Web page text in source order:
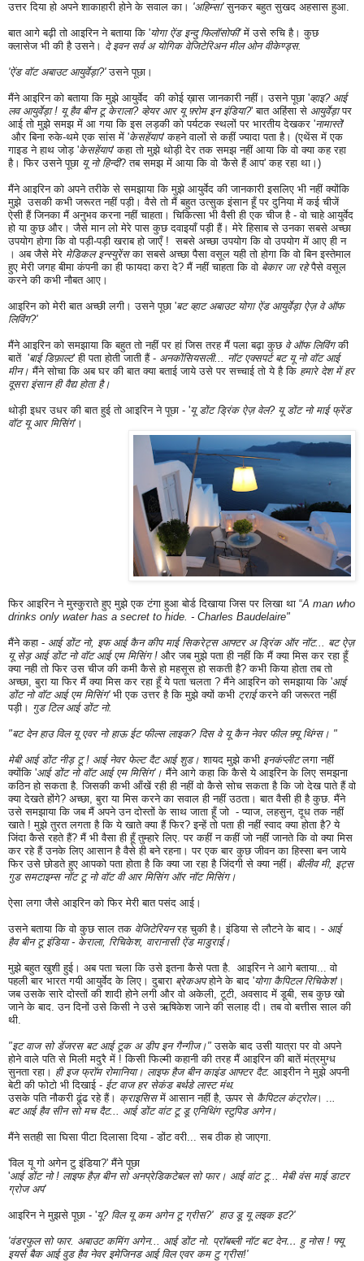
उत्तर दिया हो अपने शाकाहारी होने के सवाल का। 'अहिम्सा'सुनकर बहुत सुखद अहसास हुआ.
बात आगे बढ़ी तो आइरिन ने बताया कि 'योगा ऐंड इन्दु फिलॉसोफी'में उसे रुचि है। कुछ
क्लासेज भी की है उसने। दे इवन सर्व अ योगिक वेजिटेरिअन मील ओन वीकेण्ड्स.
'ऐंड वॉट अबाउट आयुर्वेड़ा?'उसने पूछा।
मैंने आइरिन को बताया कि मुझे आयुर्वेद की कोई ख़ास जानकारी नहीं। उसने पूछा 'व्हाइ? आई
लव आयुर्वेड़ा ! यू हैव बीन टू केराला? व्हेयर आर यू फ़्रोम इन इंडिया?' बात अहिंसा से आयुर्वेड़ापर
आई तो मुझे समझ में आ गया कि इस लड़की को पर्यटक स्थलों पर भारतीय देखकर 'नामास्ते'
और बिना रुके-थमे एक सांस में 'केसहेंयाप' कहने वालों से कहीं ज्यादा पता है। (एथेंस में एक
गाइड ने हाथ जोड़ 'केसहेंयाप' कहा तो मुझे थोड़ी देर तक समझ नहीं आया कि वो क्या कह रहा
है। फिर उसने पूछा यू नो हिन्दी? तब समझ में आया कि वो 'कैसे हैं आप' कह रहा था।)
मैंने आइरिन को अपने तरीके से समझाया कि मुझे आयुर्वेद की जानकारी इसलिए भी नहीं क्योंकि
मुझे उसकी कभी जरूरत नहीं पड़ी। वैसे तो मैं बहुत उत्सुक इंसान हूँ पर दुनिया में कई चीजें
ऐसी हैं जिनकामैं अनुभव करना नहीं चाहता। चिकित्सा भी वैसी ही एक चीज है - वो चाहे आयुर्वेद
हो या कुछ और। जैसे मान लो मेरे पास कुछ दवाइयाँ पड़ी हैं। मेरे हिसाब से उनका सबसे अच्छा
उपयोग होगा कि वो पड़ी-पड़ी खराब हो जाएँ ! सबसे अच्छा उपयोग कि वो उपयोग में आए ही न
। अब जैसे मेरे मेडिकल इन्स्युरेंसका सबसे अच्छा पैसा वसूल यही तो होगा कि वो बिन इस्तेमाल
हुए मेरी जगह बीमा कंपनी का ही फायदा करा दे? मैं नहीं चाहता कि वो बेकार जा रहेपैसे वसूल
करने की कभी नौबत आए।
आइरिन को मेरी बात अच्छी लगी। उसने पूछा 'बट व्हाट अबाउट योगा ऐंड आयुर्वेड़ा ऐज़ वे ऑफ
लिविंग?'
मैंने आइरिन को समझाया कि बहुत तो नहीं पर हां जिस तरह मैं पला बढ़ा कुछ वे ऑफ लिविंगकी
बातें 'बाई डिफ़ाल्ट' ही पता होती जाती हैं - अनकोंसियसली... नॉट एक्सपर्ट बट यू नो वॉट आई
मीन।मैंने सोचा कि अब घर की बात क्या बताई जाये उसे पर सच्चाई तो ये है कि हमारे देश में हर
दूसरा इंसान ही वैद्य होता है।
थोड़ी इधर उधर की बात हुई तो आइरिन ने पूछा - 'यू डोंट ड्रिंक ऐज़ वेल? यू डोंट नो माई फ्रेंड
वॉट यू आर मिसिंग'।
फिर आइरिन ने मुस्कुराते हुए मुझे एक टंगा हुआ बोर्ड दिखाया जिस पर लिखा था “A man who
drinks only water has a secret to hide. - Charles Baudelaire"
मैंने कहा - आई डोंट नो, इफ आई कैन कीप माई सिकरेट्स आफ्टर अ ड्रिंक ऑर नॉट... बट ऐज़
यू सेड़ आई डोंट नो वॉट आई एम मिसिंग ! और जब मुझे पता ही नहीं कि मैं क्या मिस कर रहा हूँ
क्या नही तो फिर उस चीज की कमी कैसे हो महसूस हो सकती है? कभी किया होता तब तो
अच्छा, बुरा या फिर मैं क्या मिस कर रहा हूँ ये पता चलता ? मैंने आइरिन को समझाया कि 'आई
डोंट नो वॉट आई एम मिसिंग' भी एक उत्तर है कि मुझे क्यों कभी ट्राईकरने की जरूरत नहीं
पड़ी। गुड टिल आई डोंट नो.
"बट देन हाउ विल यू एवर नो हाऊ ईट फील्स लाइक? दिस वे यू कैन नेवर फील फ़्यू थिंग्स। "
मेबी आई डोंट नीड़ टू ! आई नेवर फेल्ट दैट आई शुड।शायद मुझे कभी इनकंप्लीटलगा नहीं
क्योंकि 'आई डोंट नो वॉट आई एम मिसिंग'।मैंने आगे कहा कि कैसे ये आइरिन के लिए समझना
कठिन हो सकता है. जिसकी कभी आँखें रही ही नहीं वो कैसे सोच सकता है कि जो देख पाते हैं वो
क्या देखते होंगे? अच्छा, बुरा या मिस करने का सवाल ही नहीं उठता। बात वैसी ही है कुछ.मैंने
उसे समझाया कि जब मैं अपने उन दोस्तों के साथ जाता हूँ जो - प्याज, लहसुन, दूध तक नहीं
खाते ! मुझे तुरत लगता है कि ये खाते क्या हैं फिर? इन्हें तो पता ही नहीं स्वाद क्या होता है? ये
जिंदा कैसे रहते हैं? मैं भी वैसा ही हूँ तुम्हारे लिए.पर कहीं न कहीं जो नहीं जानते कि वो क्या मिस
कर रहे हैं उनके लिए आसान है वैसे ही बने रहना। पर एक बार कुछ जीवन का हिस्सा बन जाये
फिर उसे छोडते हुए आपको पता होता है कि क्या जा रहा है जिंदगी से क्या नहीं। बीलीव मी, इट्स
गुड समटाइम्स नॉट टू नो वॉट वी आर मिसिंग ऑर नॉट मिसिंग।
ऐसा लगा जैसे आइरिन को फिर मेरी बात पसंद आई।
उसने बताया कि वो कुछ साल तक वेजिटेरियनरह चुकी है। इंडिया से लौटने के बाद। - आई
हैव बीन टू इंडिया - केराला, रिचिकेश, वारानासी ऐंड माडुराई।
मुझे बहुत खुशी हुई। अब पता चला कि उसे इतना कैसे पता है. आइरिन ने आगे बताया... वो
पहली बार भारत गयी आयुर्वेद के लिए। दुबारा ब्रेकअपहोने के बाद 'योगा कैपिटल रिचिकेश'।
जब उसके सारे दोस्तों की शादी होने लगी और वो अकेली, टूटी, अवसाद में डूबी, सब कुछ खो
जाने के बाद. उन दिनों उसे किसी ने उसे ऋषिकेश जाने की सलाह दी। तब वो बत्तीस साल की
थी.
"इट वाज सो डेंजरस बट आई टूक अ डीप इन गैन्गीज।"उसके बाद उसी यात्रा पर वो अपने
होने वाले पति से मिली मदुरै में ! किसी फिल्मी कहानी की तरह मैं आइरिन की बातें मंत्रमुग्ध
सुनता रहा। ही इज फ्रॉम रोमानिया। लाइफ हैज बीन काइंड आफ्टर दैट. आइरीन ने मुझे अपनी
बेटी की फोटो भी दिखाई - ईट वाज हर सेकंड बर्थडे लास्ट मंथ.
उसके पति नौकरी ढूंढ रहे हैं। क्राइसिसमें आसान नहीं है, ऊपर से कैपिटल कंट्रोल। ..
बट आई हैव सीन सो मच दैट... आई डोंट वांट टू डू एनिथिंग स्टुपिड अगेन।
मैंने सतही सा घिसा पीटा दिलासा दिया - डोंट वरी... सब ठीक हो जाएगा.
'विल यू गो अगेन टु इंडिया?' मैंने पूछा
'आई डोंट नो ! लाइफ हैज़ बीन सो अनप्रेडिकटेबल सो फार। आई वांट टू... मेबी वंस माई डाटर
ग्रोज अप'
आइरिन ने मुझसे पूछा - 'यू? विल यू कम अगेन टू ग्रीस?' हाउ डू यू लइक इट?'
'वंडरफुल सो फार. अबाउट कमिंग अगेन... आई डोंट नो. प्रॉबब्ली नॉट बट देन… हु नोस ! फ्यू
इयर्स बैक आई वुड हैव नेवर इमेजिनड आई विल एवर कम टु ग्रीस!'